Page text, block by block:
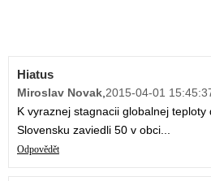
Hiatus
Miroslav Novak 2015-04-01
K vyraznej stagnacii globalnej teploty
Slovensku zaviedli 50 v obci...
Odpovědět